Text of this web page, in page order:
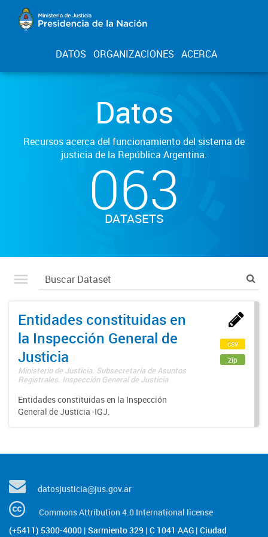
DATOS ORGANIZACIONES ACERCA
Datos
Recursos acerca del funcionamiento del sistema de
justicia de la República Argentina.
063
DATASETS
Entidades constituidas en
la Inspección General de
Justicia
Ministerio de Justicia. Subsecretaría de Asuntos
Registrales. Inspección General de Justicia
Entidades constituidas en la Inspección
General de Justicia -IGJ.
csv
zip
datosjusticia@jus.gov.ar
Commons Attribution 4.0 International license
(+5411) 5300-4000 | Sarmiento 329 | C 1041 AAG | Ciudad